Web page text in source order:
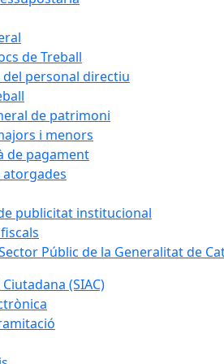
de Treball
personal directiu
de patrimoni
i menors
de pagament
atorgades
publicitat institucional
Públic de la Generalitat de
(SIAC)